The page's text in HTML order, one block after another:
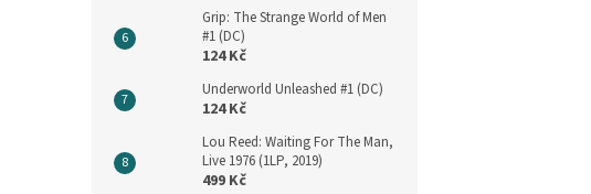
Grip: The Strange World of Men
#1 (DC)
124 Kč
Underworld Unleashed #1 (DC)
124 Kč
Lou Reed: Waiting For The Man,
Live 1976 (1LP, 2019)
499 Kč